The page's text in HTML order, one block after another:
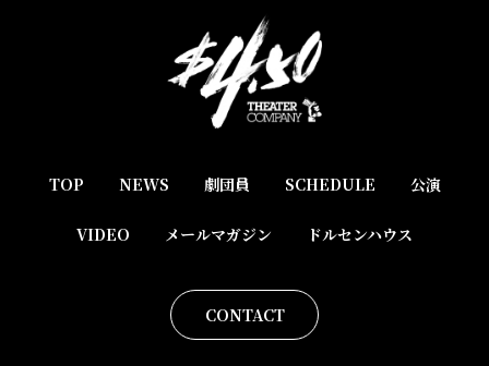
TOP NEWS 劇団員 SCHEDULE 公演
VIDEO メールマガジン ドルセンハウス
CONTACT